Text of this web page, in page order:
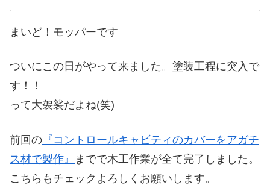
まいど！モッパーです
ついにこの日がやって来ました。塗装工程に突入で
す！！
って大袈裟だよね(笑)
前回の 『コントロールキャビティのカバーをアガチ
ス材で製作』
までで木工作業が全て完了しました。
こちらもチェックよろしくお願いします。